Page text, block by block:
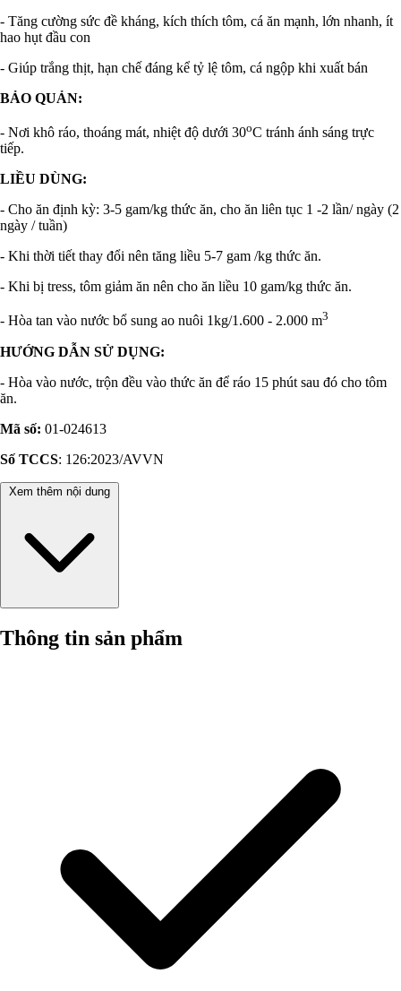
- Tăng cường sức đề kháng, kích thích tôm, cá ăn mạnh, lớn nhanh, ít
hao hụt đầu con
- Giúp trắng thịt, hạn chế đáng kể tỷ lệ tôm, cá ngộp khi xuất bán
BẢO QUẢN:
- Nơi khô ráo, thoáng mát, nhiệt độ dưới 30oC tránh ánh sáng trực
tiếp.
LIỀU DÙNG:
- Cho ăn định kỳ: 3-5 gam/kg thức ăn, cho ăn liên tục 1 -2 lần/ ngày (2
ngày / tuần)
- Khi thời tiết thay đổi nên tăng liều 5-7 gam /kg thức ăn.
- Khi bị tress, tôm giảm ăn nên cho ăn liều 10 gam/kg thức ăn.
- Hòa tan vào nước bổ sung ao nuôi 1kg/1.600 - 2.000 m3
HƯỚNG DẪN SỬ DỤNG:
- Hòa vào nước, trộn đều vào thức ăn để ráo 15 phút sau đó cho tôm
ăn.
Mã số: 01-024613
Số TCCS: 126:2023/AVVN
Xem thêm nội dung
Thông tin sản phẩm